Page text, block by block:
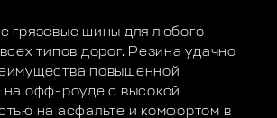
грязевые шины для любого
типов дорог. Резина удачно
повышенной
на офф-роуде с высокой
на асфальте и комфортом в